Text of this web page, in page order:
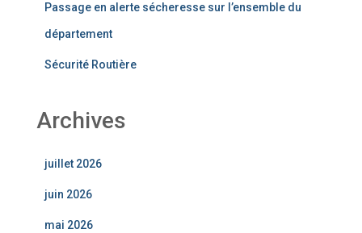
Passage en alerte sécheresse sur l’ensemble du
département
Sécurité Routière
Archives
juillet 2026
juin 2026
mai 2026